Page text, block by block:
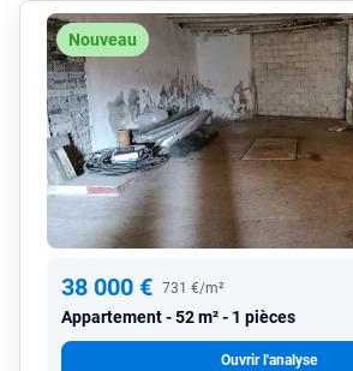
Nouveau
38 000 € 731 €/m²
Appartement 52 m² - 1 pièces
Ouvrir l'analyse